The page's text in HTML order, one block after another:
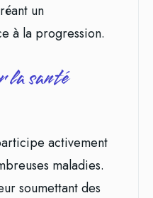
un
à la progression.
la santé
activement
maladies.
soumettant des